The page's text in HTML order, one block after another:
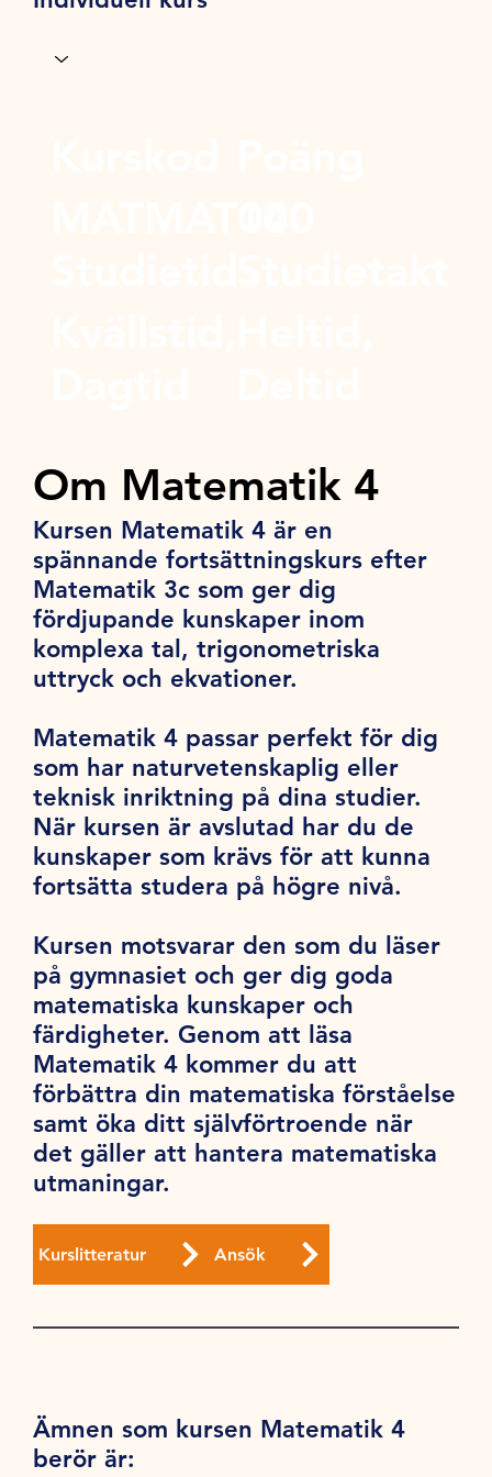
Om Matematik 4
Kursen Matematik 4 är en
spännande fortsättningskurs efter
Matematik 3c som ger dig
fördjupande kunskaper inom
komplexa tal, trigonometriska
uttryck och ekvationer.
Matematik 4 passar perfekt för dig
som har naturvetenskaplig eller
teknisk inriktning på dina studier.
När kursen är avslutad har du de
kunskaper som krävs för att kunna
fortsätta studera på högre nivå.
Kursen motsvarar den som du läser
på gymnasiet och ger dig goda
matematiska kunskaper och
färdigheter. Genom att läsa
Matematik 4 kommer du att
förbättra din matematiska förståelse
samt öka ditt självförtroende när
det gäller att hantera matematiska
utmaningar.
Kurslitteratur Ansök
Ämnen som kursen Matematik 4
berör är: